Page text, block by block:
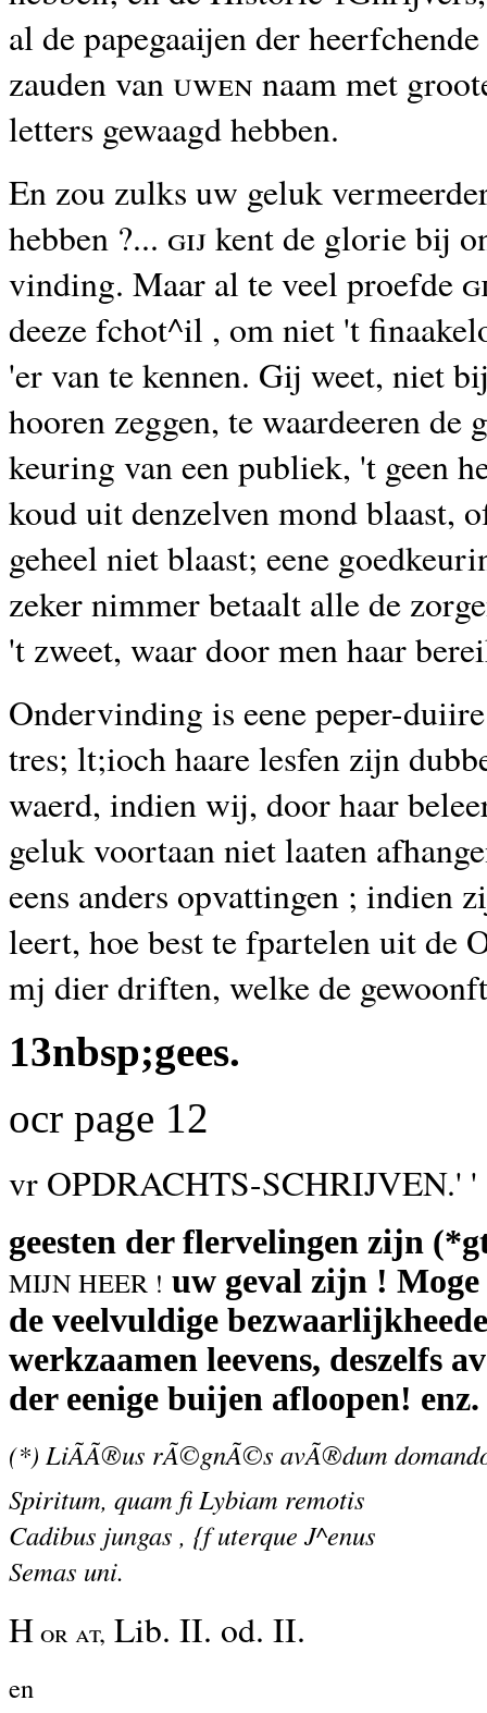
al de papegaaijen der
zauden van uwen naam met
letters gewaagd hebben.
En zou zulks uw geluk
hebben ?... gijkent de glorie bij
vinding. Maar al te veel proefde
deeze fchot^il , om niet 't
'er van te kennen. Gij weet, niet
hooren zeggen, te waardeeren de
keuring van een publiek, 't geen
koud uit denzelven mond blaast,
geheel niet blaast; eene
zeker nimmer betaalt alle de
't zweet, waar door men haar
Ondervinding is eene peper-
tres; lt;ioch haare lesfen zijn
waerd, indien wij, door haar
geluk voortaan niet laaten
eens anders opvattingen ; indien
leert, hoe best te fpartelen uit de
mj dier driften, welke de
13nbsp;gees.
ocr page 12
vr OPDRACHTS-SCHRIJVEN.' '
geesten der flervelingen zijn
MIJN HEER ! uw geval zijn ! Moge
de veelvuldige
werkzaamen leevens, deszelfs
der eenige buijen afloopen! enz.
(*) LiÃÃ®us rÃ©gnÃ©s avÃ®dum
Spiritum, quam fi Lybiam remotis
Cadibus jungas , {f uterque J^enus
Semas uni.
Hor at, Lib. II. od. II.
en